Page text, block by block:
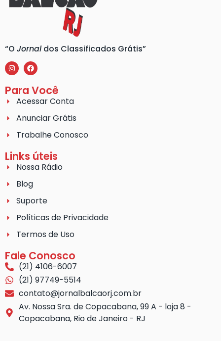
“O Jornaldos Classificados Grátis”
Para Você
Acessar Conta
Anunciar Grátis
Trabalhe Conosco
Links úteis
Nossa Rádio
Blog
Suporte
Políticas de Privacidade
Termos de Uso
Fale Conosco
(21) 4106-6007
(21) 97749-5514
contato@jornalbalcaorj.com.br
Av. Nossa Sra. de Copacabana, 99 A - loja 8 -
Copacabana, Rio de Janeiro - RJ